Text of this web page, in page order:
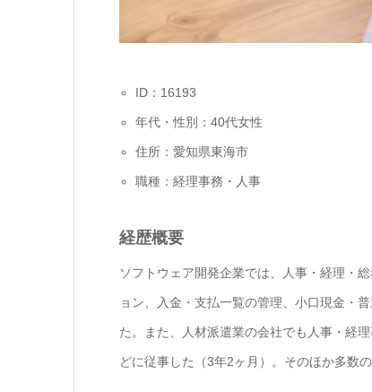
ID：16193
年代・性別：40代女性
住所：愛知県東海市
職種：経理事務・人事
経歴概要
ソフトウェア開発企業では、人事・経理・
ョン、入金・支払一覧の管理、小口現金・
た。また、人材派遣業の会社でも人事・経
どに従事した（3年2ヶ月）。そのほか多数